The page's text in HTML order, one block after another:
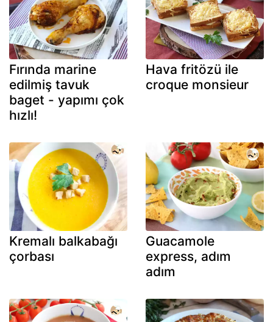
Fırında marine
edilmiş tavuk
baget - yapımı çok
hızlı!
Hava fritözü ile
croque monsieur
Kremalı balkabağı
çorbası
Guacamole
express, adım
adım